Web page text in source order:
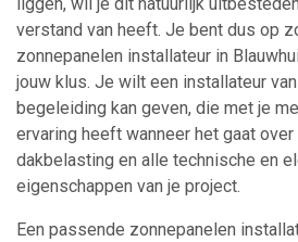
liggen, wil je dit natuurlijk
verstand van heeft. Je bent dus op
zonnepanelen installateur in
jouw klus. Je wilt een installateur
begeleiding kan geven, die met je
ervaring heeft wanneer het gaat
dakbelasting en alle technische en
eigenschappen van je project.
Een passende zonnepanelen